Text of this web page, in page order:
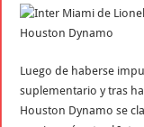
Luego de haberse
suplementario y tras
Houston Dynamo se